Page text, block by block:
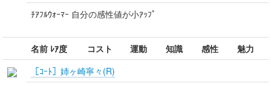
ﾁｱﾌﾙｳｫｰﾏｰ 自分の感性値が小ｱｯﾌﾟ
名前 ﾚｱ度 コスト 運動 知識 感性
魅力
［ｺｰﾄ］姉ヶ崎寧々(R)